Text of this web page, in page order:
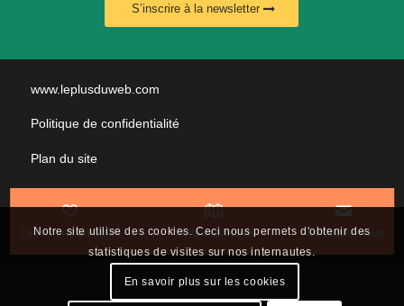
Les incontournables Carte interactive Contactez-nous
S’inscrire à la newsletter
www.leplusduweb.com
Politique de confidentialité
Plan du site
Nous contacter
Notre site utilise des cookies. Ceci nous permets d'obtenir des
statistiques de visites sur nos internautes.
En savoir plus sur les cookies